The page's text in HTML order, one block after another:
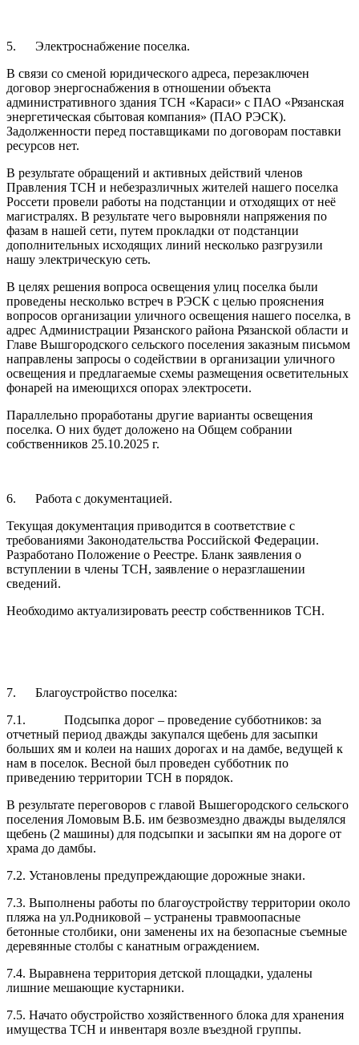
5. Электроснабжение поселка.
В связи со сменой юридического адреса, перезаключен
договор энергоснабжения в отношении объекта
административного здания ТСН «Караси» с ПАО «Рязанская
энергетическая сбытовая компания» (ПАО РЭСК).
Задолженности перед поставщиками по договорам поставки
ресурсов нет.
В результате обращений и активных действий членов
Правления ТСН и небезразличных жителей нашего поселка
Россети провели работы на подстанции и отходящих от неё
магистралях. В результате чего выровняли напряжения по
фазам в нашей сети, путем прокладки от подстанции
дополнительных исходящих линий несколько разгрузили
нашу электрическую сеть.
В целях решения вопроса освещения улиц поселка были
проведены несколько встреч в РЭСК с целью прояснения
вопросов организации уличного освещения нашего поселка, в
адрес Администрации Рязанского района Рязанской области и
Главе Вышгородского сельского поселения заказным письмом
направлены запросы о содействии в организации уличного
освещения и предлагаемые схемы размещения осветительных
фонарей на имеющихся опорах электросети.
Параллельно проработаны другие варианты освещения
поселка. О них будет доложено на Общем собрании
собственников 25.10.2025 г.
6. Работа с документацией.
Текущая документация приводится в соответствие с
требованиями Законодательства Российской Федерации.
Разработано Положение о Реестре. Бланк заявления о
вступлении в члены ТСН, заявление о неразглашении
сведений.
Необходимо актуализировать реестр собственников ТСН.
7. Благоустройство поселка:
7.1. Подсыпка дорог – проведение субботников: за
отчетный период дважды закупался щебень для засыпки
больших ям и колеи на наших дорогах и на дамбе, ведущей к
нам в поселок. Весной был проведен субботник по
приведению территории ТСН в порядок.
В результате переговоров с главой Вышегородского сельского
поселения Ломовым В.Б. им безвозмездно дважды выделялся
щебень (2 машины) для подсыпки и засыпки ям на дороге от
храма до дамбы.
7.2. Установлены предупреждающие дорожные знаки.
7.3. Выполнены работы по благоустройству территории около
пляжа на ул.Родниковой – устранены травмоопасные
бетонные столбики, они заменены их на безопасные съемные
деревянные столбы с канатным ограждением.
7.4. Выравнена территория детской площадки, удалены
лишние мешающие кустарники.
7.5. Начато обустройство хозяйственного блока для хранения
имущества ТСН и инвентаря возле въездной группы.